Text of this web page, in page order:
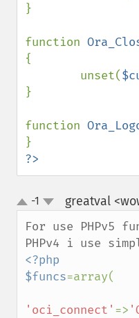
}
function
{
        unset(
}
function
?>
up
down
-1 greatval
For use PHPv5
<?php
$funcs=array(
'oci_connect' =>